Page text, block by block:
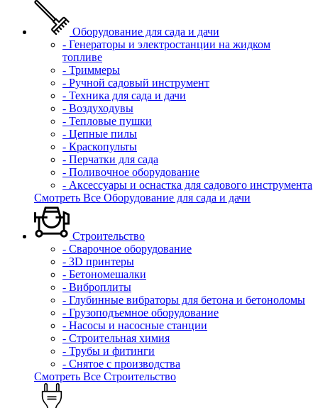
Оборудование для сада и дачи
- Генераторы и электростанции на жидком
топливе
- Триммеры
- Ручной садовый инструмент
- Техника для сада и дачи
- Воздуходувы
- Тепловые пушки
- Цепные пилы
- Краскопульты
- Перчатки для сада
- Поливочное оборудование
- Аксессуары и оснастка для садового инструмента
Смотреть Все Оборудование для сада и дачи
Строительство
- Сварочное оборудование
- 3D принтеры
- Бетономешалки
- Виброплиты
- Глубинные вибраторы для бетона и бетоноломы
- Грузоподъемное оборудование
- Насосы и насосные станции
- Строительная химия
- Трубы и фитинги
- Снятое с производства
Смотреть Все Строительство